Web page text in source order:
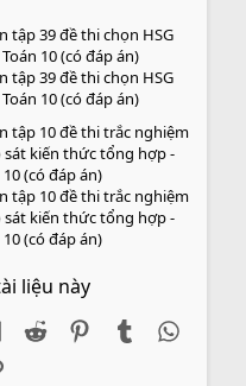
liệu
tập 39 đề thi chọn HSG
10 (có đáp án)
tập 39 đề thi chọn HSG
10 (có đáp án)
liệu
tập 10 đề thi trắc nghiệm
sát kiến thức tổng hợp -
10 (có đáp án)
tập 10 đề thi trắc nghiệm
sát kiến thức tổng hợp -
10 (có đáp án)
liệu này
LinkedIn
Reddit PinterestTumblr
Link